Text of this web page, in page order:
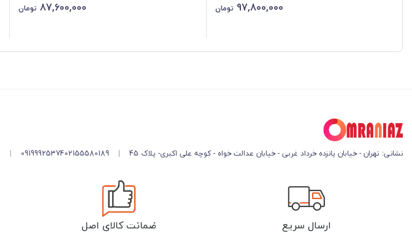
97,800,000 تومان 87,600,000 تومان
نشانی: تهران - خیابان پانزده خرداد غربی - خیابان عدالت خواه - کوچه علی اکبری- پلاک 45 |
02155580189
09199925374
|
ارسال سریع ضمانت کالای اصل